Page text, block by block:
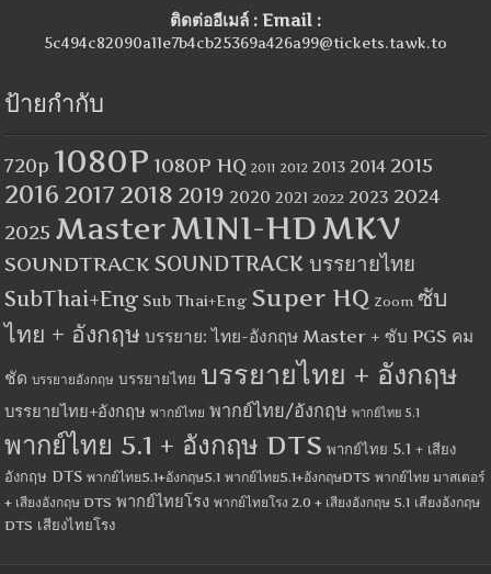
ติดต่ออีเมล์ : Email :
5c494c82090a11e7b4cb25369a426a99@tickets.tawk.to
ป้ายกำกับ
720p 1080P 1080P HQ 2011 2012 2013 2014 2015
2016 2017 2018 2019 2020 2021 2022 2023 2024
2025 MasterMINI-HDMKV
SOUNDTRACK SOUNDTRACK บรรยายไทย
SubThai+Eng Sub Thai+Eng Super HQ Zoom ซับ
ไทย + อังกฤษ บรรยาย: ไทย-อังกฤษ Master + ซับ PGS คม
ชัด บรรยายอังกฤษ บรรยายไทย บรรยายไทย + อังกฤษ
บรรยายไทย+อังกฤษ พากย์ไทย พากย์ไทย/อังกฤษ พากย์ไทย 5.1
พากย์ไทย 5.1 + อังกฤษ DTS พากย์ไทย 5.1 + เสียง
อังกฤษ DTS พากย์ไทย5.1+อังกฤษ5.1 พากย์ไทย5.1+อังกฤษDTS พากย์ไทย มาสเตอร์
+ เสียงอังกฤษ DTS พากย์ไทยโรง พากย์ไทยโรง 2.0 + เสียงอังกฤษ 5.1 เสียงอังกฤษ
DTS เสียงไทยโรง